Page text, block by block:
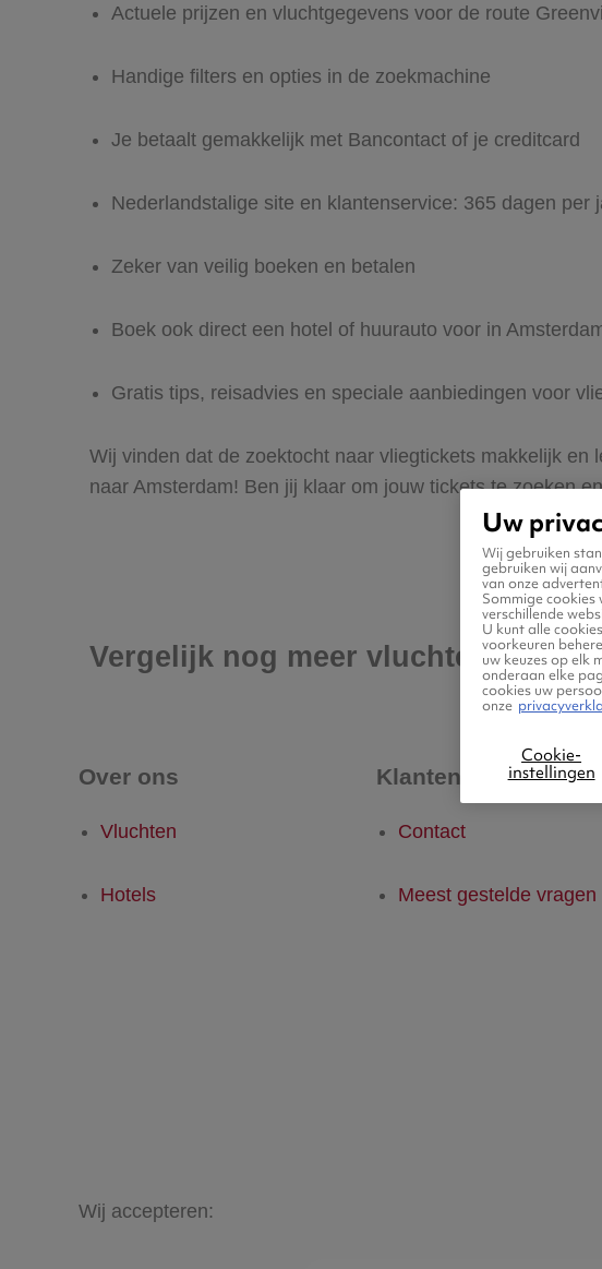
Actuele prijzen en vluchtgegevens voor de route
Handige filters en opties in de zoekmachine
Je betaalt gemakkelijk met Bancontact of je creditcard
Nederlandstalige site en klantenservice: 365 dagen per
Zeker van veilig boeken en betalen
Boek ook direct een hotel of huurauto voor in
Gratis tips, reisadvies en speciale aanbiedingen voor
Wij vinden dat de zoektocht naar vliegtickets makkelijk
naar Amsterdam! Ben jij klaar om jouw tickets te zoeken
Vergelijk nog meer vluchten naar
Over ons
Vluchten
Hotels
Klantenservice
Contact
Meest gestelde vragen
Wij accepteren:
Uw
Wij gebruiken
gebruiken wij
van onze
Sommige
verschillende
U kunt alle
voorkeuren
uw keuzes op elk
onderaan elke
cookies uw
onze
Cookie-
instellingen